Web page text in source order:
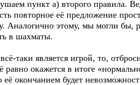
пункт а) второго правила.
повторное её предложение
Аналогично этому, мы могли бы,
в шахматы.
таки является игрой, то,
окажется в итоге
окончанием будет